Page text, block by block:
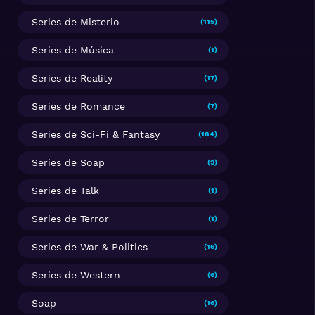
Series de Misterio (115)
Series de Música (1)
Series de Reality (17)
Series de Romance (7)
Series de Sci-Fi & Fantasy (184)
Series de Soap (9)
Series de Talk (1)
Series de Terror (1)
Series de War & Politics (16)
Series de Western (6)
Soap (16)